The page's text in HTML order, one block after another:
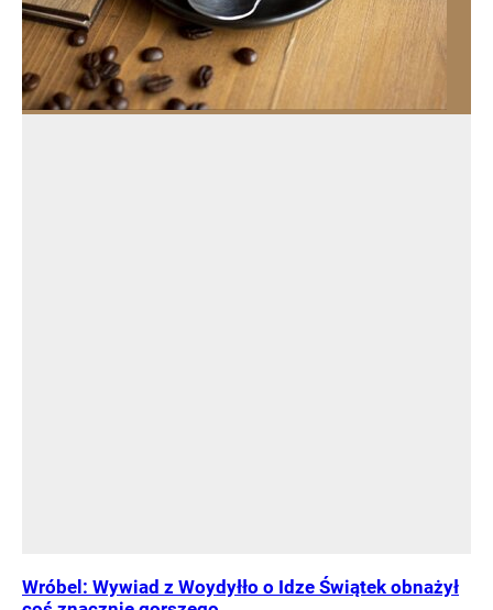
Wróbel: Wywiad z Woydyłło o Idze Świątek obnażył